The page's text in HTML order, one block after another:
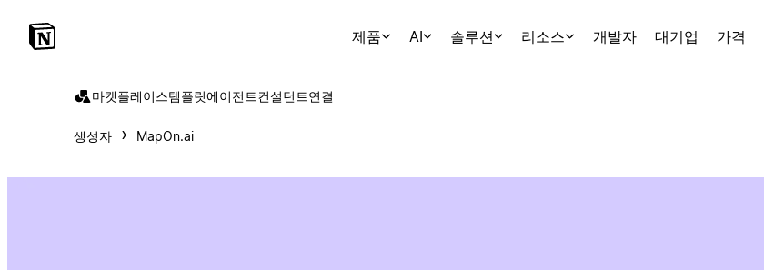
제품 AI 솔루션 리소스 개발자 대기업 가격
마켓플레이스템플릿에이전트컨설턴트연결
생성자 MapOn.ai